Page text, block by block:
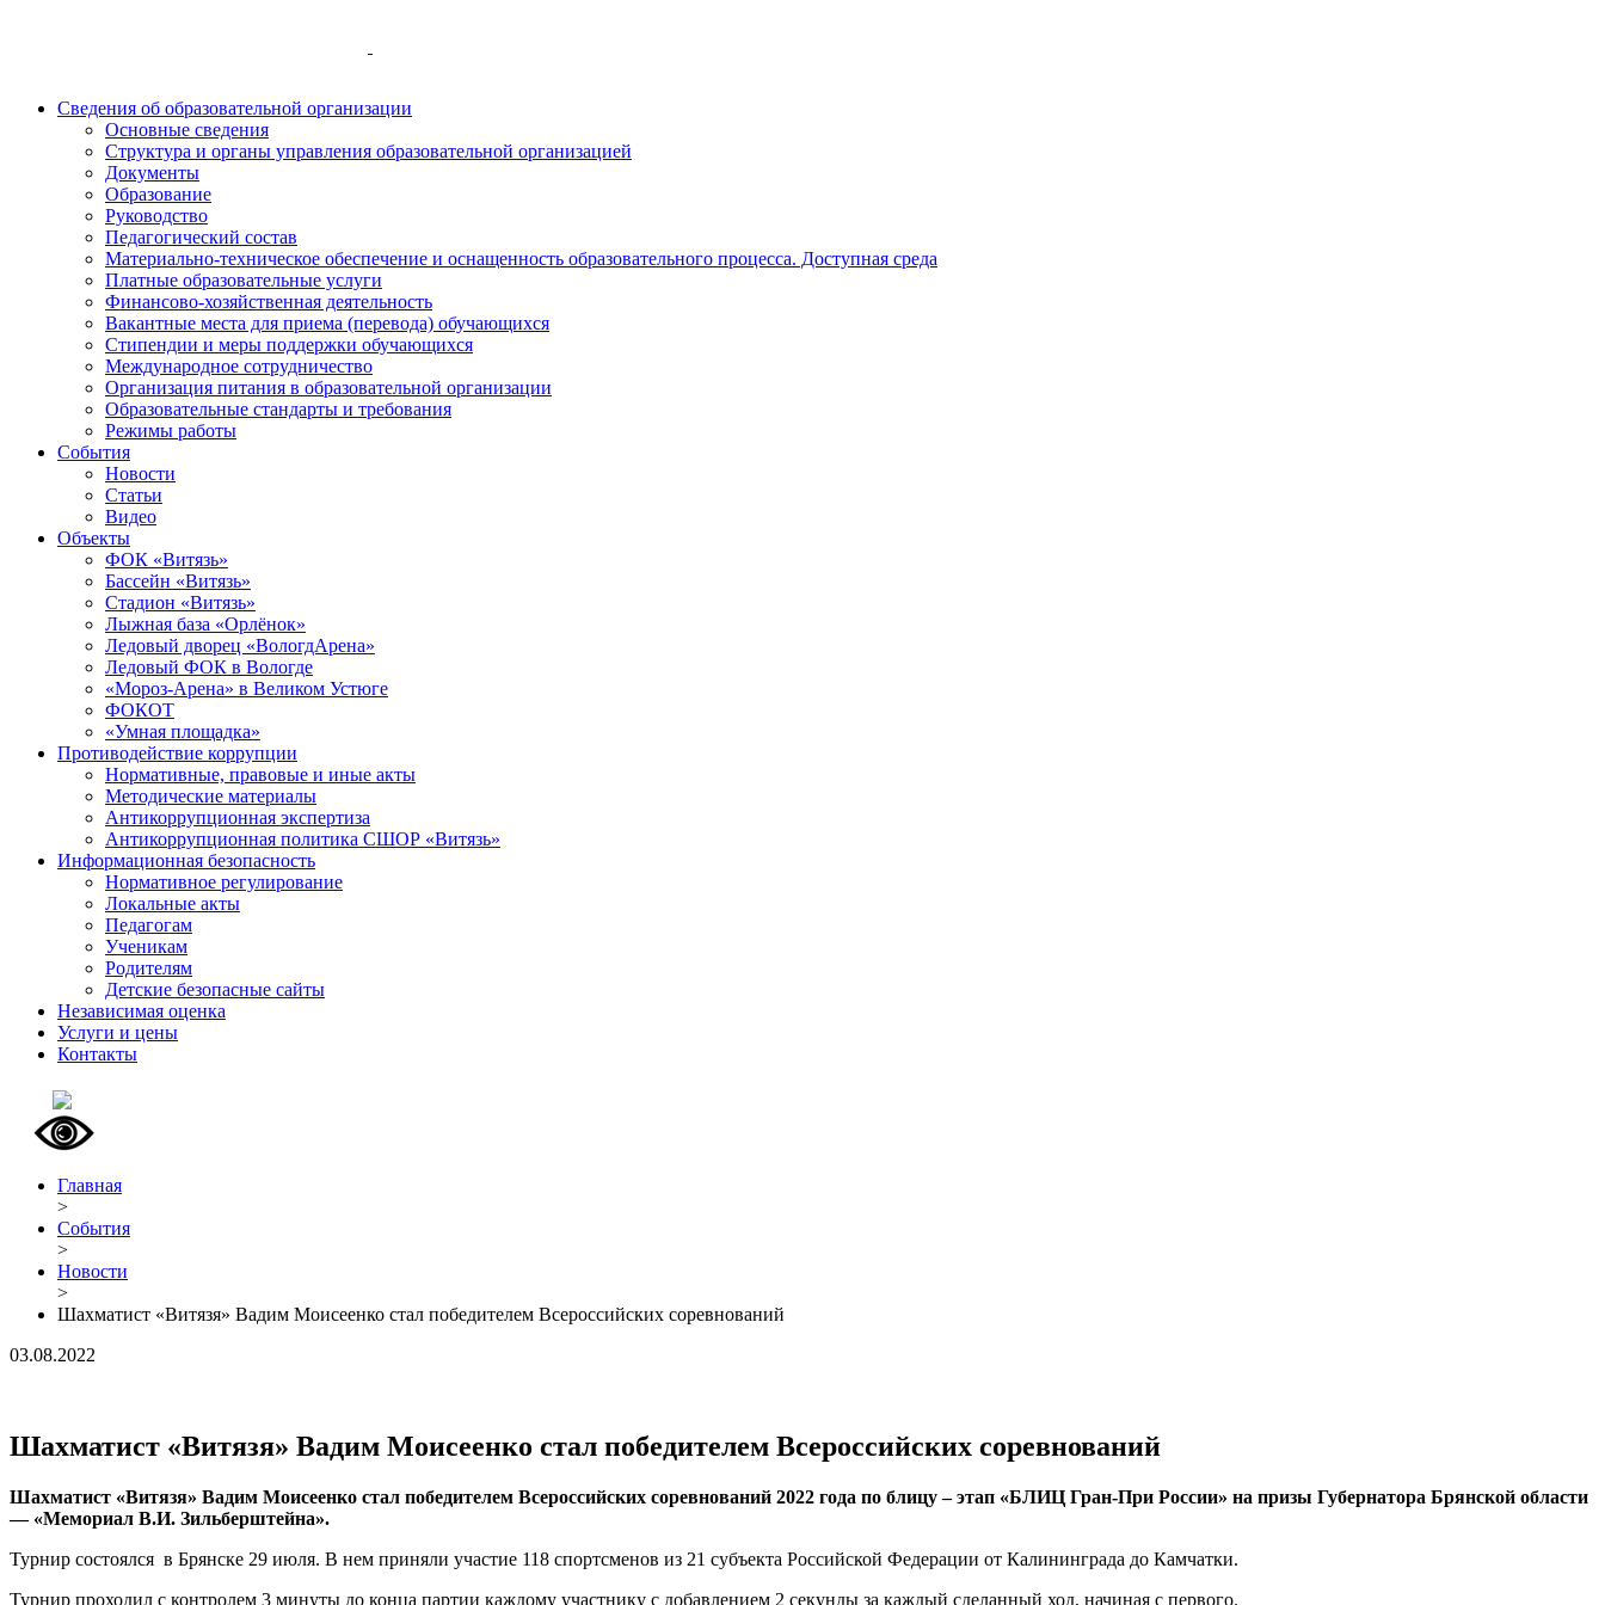
Сведения об образовательной организации
Основные сведения
Структура и органы управления образовательной организацией
Документы
Образование
Руководство
Педагогический состав
Материально-техническое обеспечение и оснащенность образовательного процесса. Доступная среда
Платные образовательные услуги
Финансово-хозяйственная деятельность
Вакантные места для приема (перевода) обучающихся
Стипендии и меры поддержки обучающихся
Международное сотрудничество
Организация питания в образовательной организации
Образовательные стандарты и требования
Режимы работы
События
Новости
Статьи
Видео
Объекты
ФОК «Витязь»
Бассейн «Витязь»
Стадион «Витязь»
Лыжная база «Орлёнок»
Ледовый дворец «ВологдАрена»
Ледовый ФОК в Вологде
«Мороз-Арена» в Великом Устюге
ФОКОТ
«Умная площадка»
Противодействие коррупции
Нормативные, правовые и иные акты
Методические материалы
Антикоррупционная экспертиза
Антикоррупционная политика СШОР «Витязь»
Информационная безопасность
Нормативное регулирование
Локальные акты
Педагогам
Ученикам
Родителям
Детские безопасные сайты
Независимая оценка
Услуги и цены
Контакты
Главная
>
События
>
Новости
>
Шахматист «Витязя» Вадим Моисеенко стал победителем Всероссийских соревнований
03.08.2022
Шахматист «Витязя» Вадим Моисеенко стал победителем Всероссийских соревнований
Шахматист «Витязя» Вадим Моисеенко стал победителем Всероссийских соревнований 2022 года по блицу – этап «БЛИЦ Гран-При России» на призы Губернатора Брянской области
— «Мемориал В.И. Зильберштейна».
Турнир состоялся в Брянске 29 июля. В нем приняли участие 118 спортсменов из 21 субъекта Российской Федерации от Калининграда до Камчатки.
Турнир проходил с контролем 3 минуты до конца партии каждому участнику с добавлением 2 секунды за каждый сделанный ход, начиная с первого.